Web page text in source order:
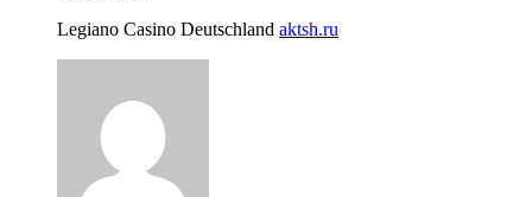
Legiano Casino Deutschland aktsh.ru